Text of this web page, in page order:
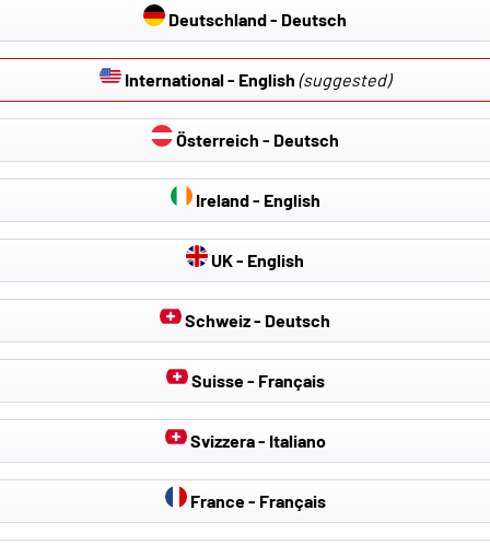
PERDERE
alla newsletter gratuita e non perdere più nessuna novità
promozione di Walser Online Shop.
di WALSER via e-mail, con possibilità di revoca in qualsiasi momento. I miei dati saranno
e non saranno in alcun caso ceduti a terzi. Si prega di prendere visione della nostra informativa sulla
cumulabile con altri sconti e buoni.
Deutschland - Deutsch
International - English (suggested)
Österreich - Deutsch
Ireland - English
UK - English
Schweiz - Deutsch
Suisse - Français
Svizzera - Italiano
France - Français